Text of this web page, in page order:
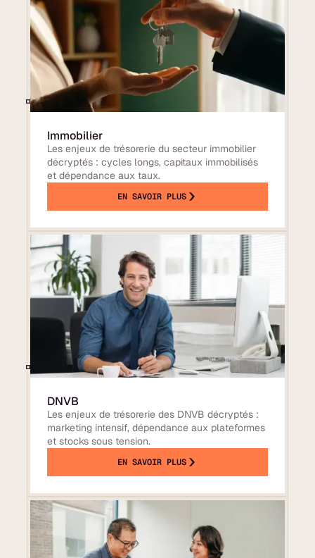
Immobilier
Les enjeux de trésorerie du secteur immobilier
décryptés : cycles longs, capitaux immobilisés
et dépendance aux taux.
EN SAVOIR PLUS
DNVB
Les enjeux de trésorerie des DNVB décryptés :
marketing intensif, dépendance aux plateformes
et stocks sous tension.
EN SAVOIR PLUS